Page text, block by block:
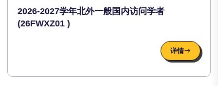
2026-2027学年北外一般国内访问学者
(26FWXZ01 )
详情